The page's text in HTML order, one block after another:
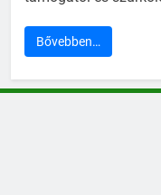
Bővebben…